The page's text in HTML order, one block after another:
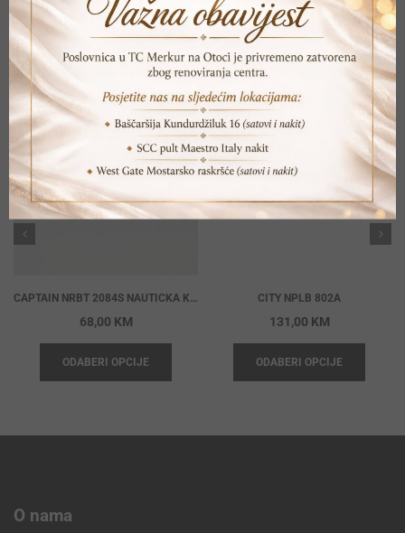
POVEZANI PROIZVODI
CAPTAIN NRBT 2084S NAUTICKA KOPCA
68,00 KM
ODABERI OPCIJE
CITY NPLB 802A
131,00 KM
ODABERI OPCIJE
O nama